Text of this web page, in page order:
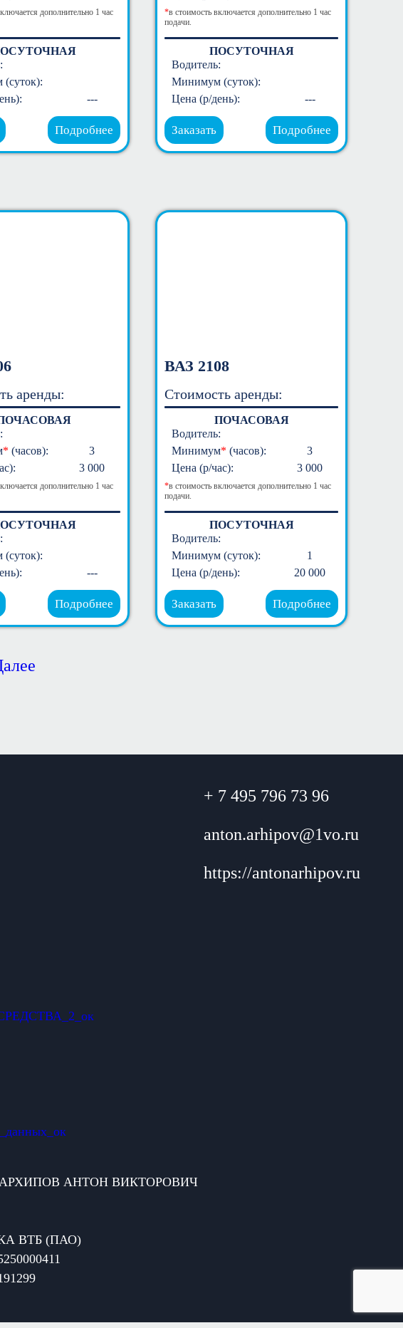
дополнительно 1 час
---
Подробнее
*в стоимость включается дополнительно 1 час
подачи.
ПОСУТОЧНАЯ
Водитель:
Минимум (суток):
Цена (р/день):
---
Заказать Подробнее
аренды:
* (часов):
3
3 000
дополнительно 1 час
---
Подробнее
ВАЗ 2108
Стоимость аренды:
ПОЧАСОВАЯ
Водитель:
Минимум* (часов):
3
Цена (р/час):
3 000
*в стоимость включается дополнительно 1 час
подачи.
ПОСУТОЧНАЯ
Водитель:
Минимум (суток):
1
Цена (р/день):
20 000
Заказать Подробнее
+ 7 495 796 73 96
anton.arhipov@1vo.ru
https://antonarhipov.ru
АРХИПОВ АНТОН ВИКТОРОВИЧ
ВТБ (ПАО)